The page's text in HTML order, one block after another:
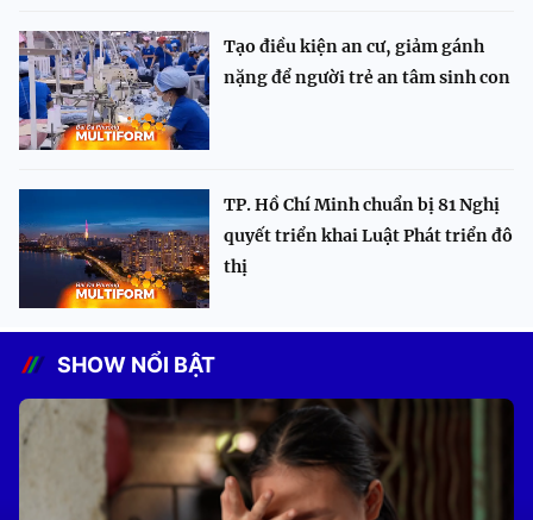
Tạo điều kiện an cư, giảm gánh
nặng để người trẻ an tâm sinh con
TP. Hồ Chí Minh chuẩn bị 81 Nghị
quyết triển khai Luật Phát triển đô
thị
SHOW NỔI BẬT